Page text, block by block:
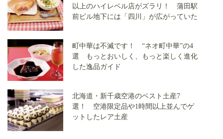
以上のハイレベル店がズラリ！ 蒲田駅
前ビル地下には「四川」が広がっていた
町中華は不滅です！ “ネオ町中華”の4
選 もっとおいしく、もっと楽しく進化
した逸品ガイド
北海道・新千歳空港のベスト土産7
選！ 空港限定品や1時間以上並んでゲ
ットしたレア土産